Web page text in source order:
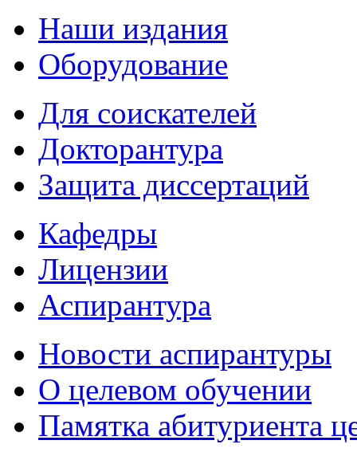
Наши издания
Оборудование
Для соискателей
Докторантура
Защита диссертаций
Кафедры
Лицензии
Аспирантура
Новости аспирантуры
О целевом обучении
Памятка абитуриента